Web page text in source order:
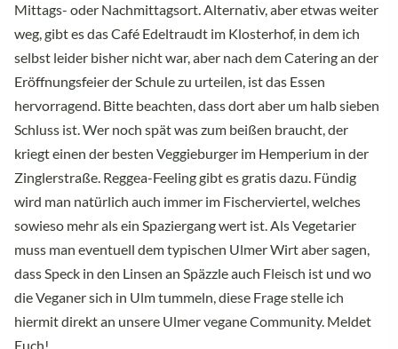
Mittags- oder Nachmittagsort. Alternativ, aber etwas weiter
weg, gibt es das Café Edeltraudt im Klosterhof, in dem ich
selbst leider bisher nicht war, aber nach dem Catering an der
Eröffnungsfeier der Schule zu urteilen, ist das Essen
hervorragend. Bitte beachten, dass dort aber um halb sieben
Schluss ist. Wer noch spät was zum beißen braucht, der
kriegt einen der besten Veggieburger im Hemperium in der
Zinglerstraße. Reggea-Feeling gibt es gratis dazu. Fündig
wird man natürlich auch immer im Fischerviertel, welches
sowieso mehr als ein Spaziergang wert ist. Als Vegetarier
muss man eventuell dem typischen Ulmer Wirt aber sagen,
dass Speck in den Linsen an Späzzle auch Fleisch ist und wo
die Veganer sich in Ulm tummeln, diese Frage stelle ich
hiermit direkt an unsere Ulmer vegane Community. Meldet
Euch!